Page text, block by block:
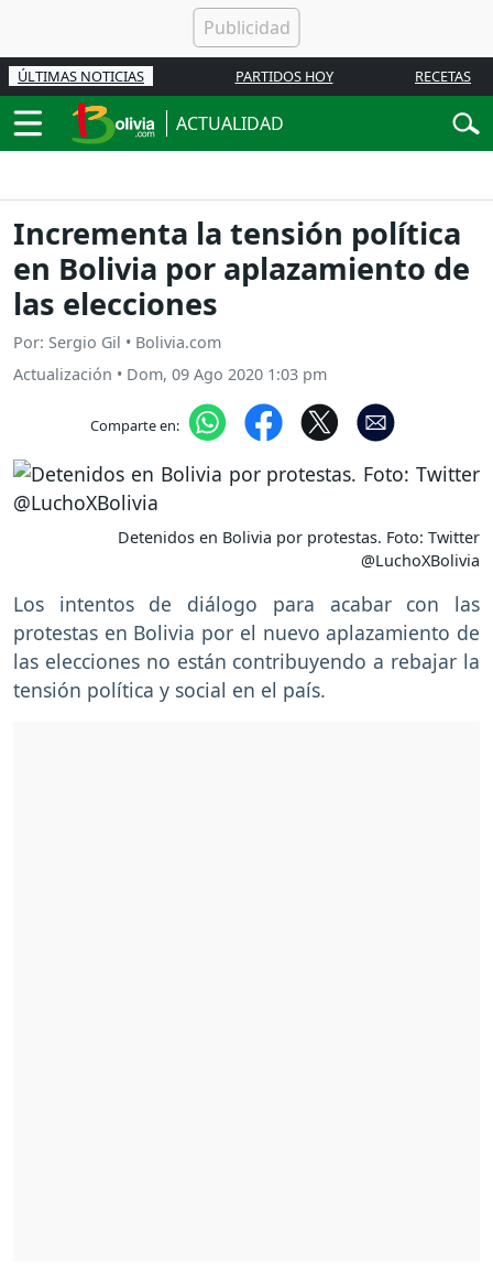
ÚLTIMAS NOTICIAS PARTIDOS HOY RECETAS
ACTUALIDAD
Incrementa la tensión política
en Bolivia por aplazamiento de
las elecciones
Por: Sergio Gil • Bolivia.com
Actualización • Dom, 09 Ago 2020 1:03 pm
Comparte en:
Detenidos en Bolivia por protestas. Foto: Twitter
@LuchoXBolivia
Los intentos de diálogo para acabar con las
protestas en Bolivia por el nuevo aplazamiento de
las elecciones no están contribuyendo a rebajar la
tensión política y social en el país.